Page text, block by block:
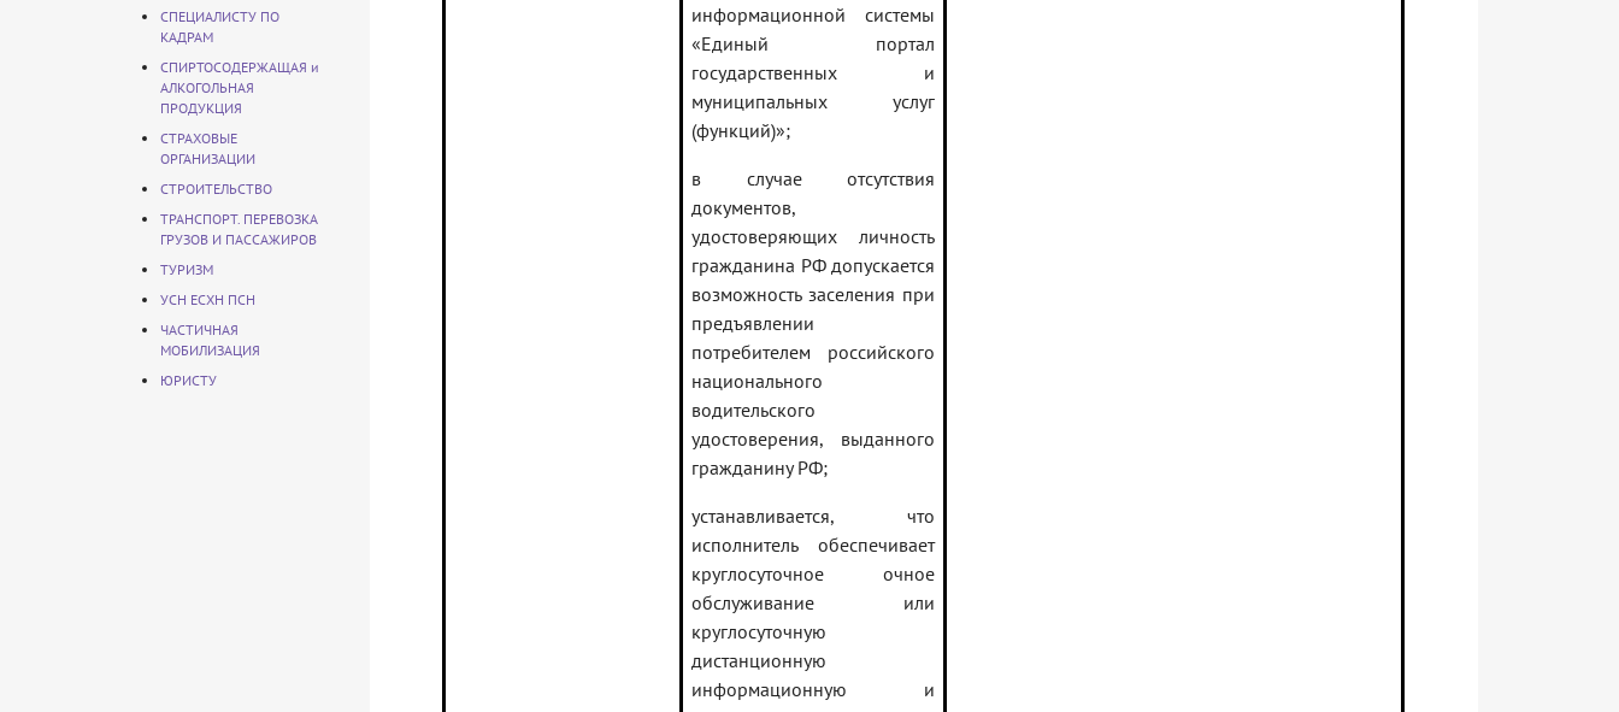
СПЕЦИАЛИСТУ ПО
КАДРАМ
СПИРТОСОДЕРЖАЩАЯ и
АЛКОГОЛЬНАЯ
ПРОДУКЦИЯ
СТРАХОВЫЕ
ОРГАНИЗАЦИИ
СТРОИТЕЛЬСТВО
ТРАНСПОРТ. ПЕРЕВОЗКА
ГРУЗОВ И ПАССАЖИРОВ
ТУРИЗМ
УСН ЕСХН ПСН
ЧАСТИЧНАЯ
МОБИЛИЗАЦИЯ
ЮРИСТУ
информационной системы
«Единый портал
государственных и
муниципальных услуг
(функций)»;
в случае отсутствия
документов,
удостоверяющих личность
гражданина РФ допускается
возможность заселения при
предъявлении
потребителем российского
национального
водительского
удостоверения, выданного
гражданину РФ;
устанавливается, что
исполнитель обеспечивает
круглосуточное очное
обслуживание или
круглосуточную
дистанционную
информационную и